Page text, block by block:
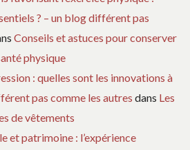
? – un blog différent pas
Conseils et astuces pour conserver
physique
: quelles sont les innovations à
pas comme les autres dans Les
de vêtements
et patrimoine : l’expérience